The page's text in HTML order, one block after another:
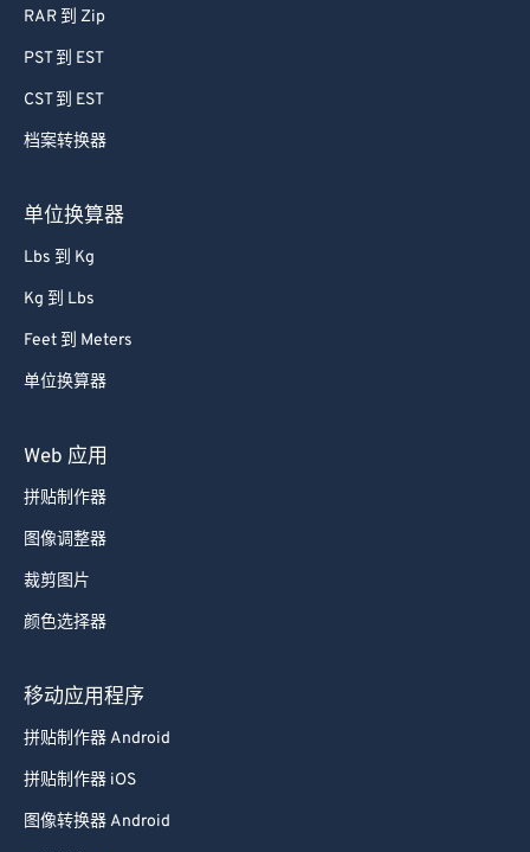
RAR 到 Zip
PST 到 EST
CST 到 EST
档案转换器
单位换算器
Lbs 到 Kg
Kg 到 Lbs
Feet 到 Meters
单位换算器
Web 应用
拼贴制作器
图像调整器
裁剪图片
颜色选择器
移动应用程序
拼贴制作器 Android
拼贴制作器 iOS
图像转换器 Android